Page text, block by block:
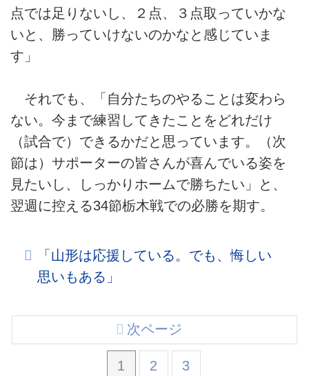
点では足りないし、２点、３点取っていかな
いと、勝っていけないのかなと感じていま
す」
それでも、「自分たちのやることは変わら
ない。今まで練習してきたことをどれだけ
（試合で）できるかだと思っています。（次
節は）サポーターの皆さんが喜んでいる姿を
見たいし、しっかりホームで勝ちたい」と、
翌週に控える34節栃木戦での必勝を期す。
「山形は応援している。でも、悔しい
思いもある」
1 2 3
次ページ